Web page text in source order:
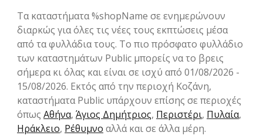
Τα καταστήματα %shopName σε ενημερώνουν
διαρκώς για όλες τις νέες τους εκπτώσεις μέσα
από τα φυλλάδια τους. Το πιο πρόσφατο φυλλάδιο
των καταστημάτων Public μπορείς να το βρεις
σήμερα κι όλας και είναι σε ισχύ από 01/08/2026 -
15/08/2026. Εκτός από την περιοχή Κοζάνη,
καταστήματα Public υπάρχουν επίσης σε περιοχές
όπως Αθήνα, Άγιος Δημήτριος, Περιστέρι, Πυλαία,
Ηράκλειο, Ρέθυμνο αλλά και σε άλλα μέρη.